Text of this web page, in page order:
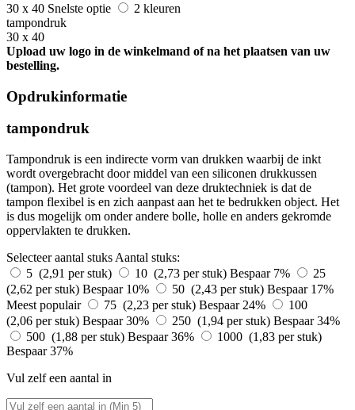
30 x 40 Snelste optie
2 kleuren
tampondruk
30 x 40
Upload uw logo in de winkelmand of na het plaatsen van uw
bestelling.
Opdrukinformatie
tampondruk
Tampondruk is een indirecte vorm van drukken waarbij de inkt
wordt overgebracht door middel van een siliconen drukkussen
(tampon). Het grote voordeel van deze druktechniek is dat de
tampon flexibel is en zich aanpast aan het te bedrukken object. Het
is dus mogelijk om onder andere bolle, holle en anders gekromde
oppervlakten te drukken.
Selecteer aantal stuks Aantal stuks:
5 (2,91 per stuk)
10 (2,73 per stuk) Bespaar 7%
25
(2,62 per stuk) Bespaar 10% 50 (2,43 per stuk) Bespaar 17%
Meest populair
75 (2,23 per stuk) Bespaar 24%
100
(2,06 per stuk) Bespaar 30% 250 (1,94 per stuk) Bespaar 34%
500 (1,88 per stuk) Bespaar 36%
1000 (1,83 per stuk)
Bespaar 37%
Vul zelf een aantal in